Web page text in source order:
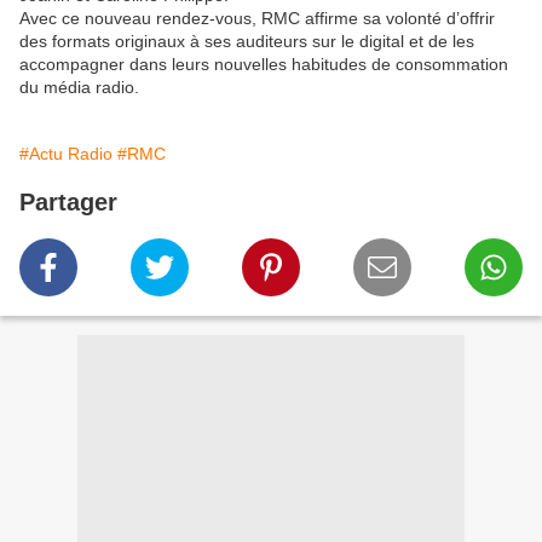
Avec ce nouveau rendez-vous, RMC affirme sa volonté d’offrir
des formats originaux à ses auditeurs sur le digital et de les
accompagner dans leurs nouvelles habitudes de consommation
du média radio.
#Actu Radio #RMC
Partager